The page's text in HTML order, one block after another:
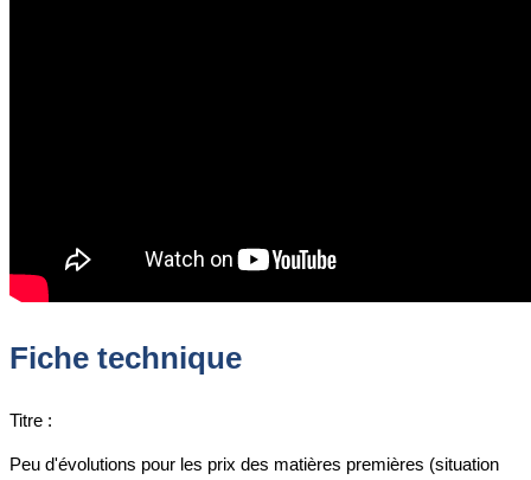
Fiche technique
Titre :
Peu d'évolutions pour les prix des matières premières (situation